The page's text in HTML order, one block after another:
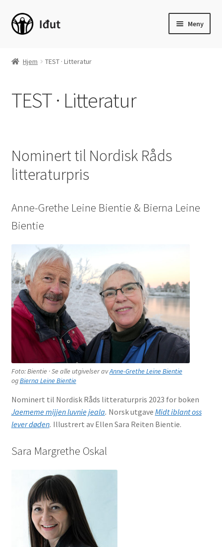
Hopp
til
Hopp
til
Meny
Barnebøker
Språk
Læremidler
Ungdomsmagasinet Š
Film
Musikk
Priser og nominasjoner
Nyhetsbrev
Kontakt oss
Hjem TEST · Litteratur
TEST · Litteratur
Nominert til Nordisk Råds
litteraturpris
Anne-Grethe Leine Bientie & Bierna Leine
Bientie
Foto: Bientie · Se alle utgivelser avAnne-Grethe Leine Bientie
ogBierna Leine Bientie
Nominert til Nordisk Råds litteraturpris 2023 for boken
Jaememe mijjen luvnie jeala. Norsk utgave Midt iblant oss
lever døden. Illustrert av Ellen Sara Reiten Bientie.
Sara Margrethe Oskal